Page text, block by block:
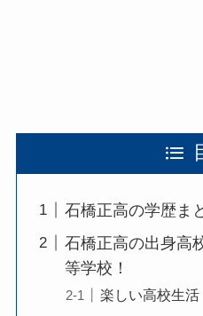
石橋正高の学歴ま
石橋正高の出身高
等学校！
楽しい高校生活